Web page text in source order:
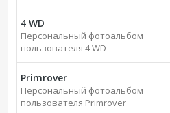
4 WD
Персональный фотоальбом
пользователя 4 WD
Primrover
Персональный фотоальбом
пользователя Primrover